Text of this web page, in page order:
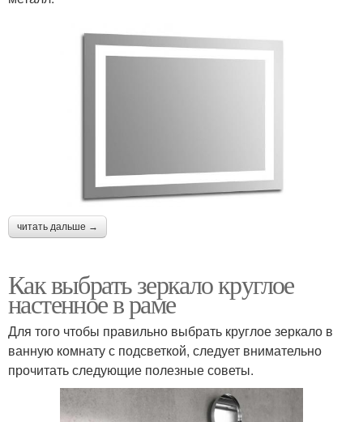
читать дальше →
Как выбрать зеркало круглое
настенное в раме
Для того чтобы правильно выбрать круглое зеркало в
ванную комнату с подсветкой, следует внимательно
прочитать следующие полезные советы.